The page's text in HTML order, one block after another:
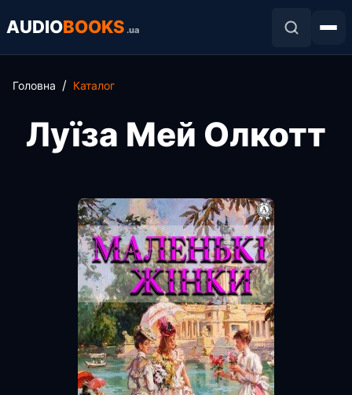
AUDIOBOOKS .ua
Головна Каталог
Луїза Мей Олкотт